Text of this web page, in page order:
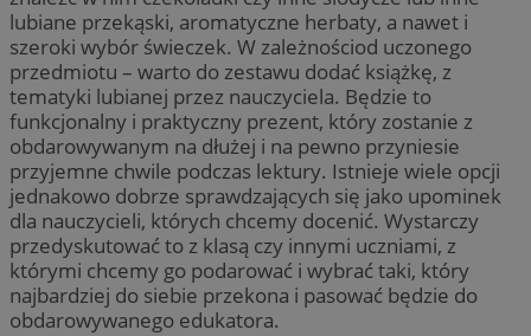
lubiane przekąski, aromatyczne herbaty, a nawet i
szeroki wybór świeczek. W zależnościod uczonego
przedmiotu – warto do zestawu dodać książkę, z
tematyki lubianej przez nauczyciela. Będzie to
funkcjonalny i praktyczny prezent, który zostanie z
obdarowywanym na dłużej i na pewno przyniesie
przyjemne chwile podczas lektury. Istnieje wiele opcji
jednakowo dobrze sprawdzających się jako upominek
dla nauczycieli, których chcemy docenić. Wystarczy
przedyskutować to z klasą czy innymi uczniami, z
którymi chcemy go podarować i wybrać taki, który
najbardziej do siebie przekona i pasować będzie do
obdarowywanego edukatora.